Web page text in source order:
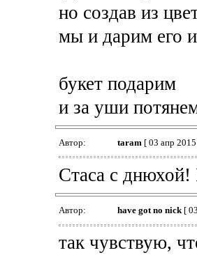
но создав из
мы и дарим его
букет подарим
и за уши
Автор: taram [ 03 апр
Стаса с днюхой!
Автор: have got no nick[
так чувствую,